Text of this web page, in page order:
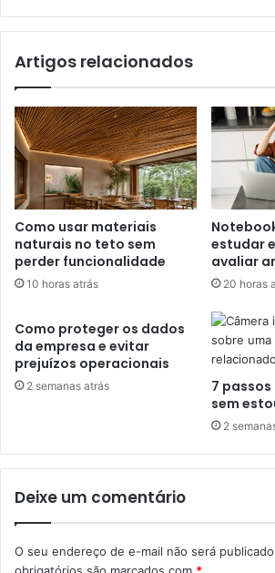
Artigos relacionados
Como usar materiais
naturais no teto sem
perder funcionalidade
10 horas atrás
estudar
avaliar
20 horas
Como proteger os dados
da empresa e evitar
prejuízos operacionais
2 semanas atrás
7
sem
2
Deixe um comentário
O seu endereço de e-mail não será